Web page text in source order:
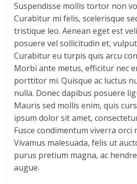
Suspendisse mollis tortor non
Curabitur mi felis, scelerisque
tristique leo. Aenean eget est
posuere vel sollicitudin et,
Curabitur eu turpis quis arcu
Morbi ante metus, efficitur nec
porttitor mi. Quisque ac luctus
nulla. Donec dapibus posuere
Mauris sed mollis enim, quis
ipsum dolor sit amet,
Fusce condimentum viverra orci
Vivamus malesuada, felis ut
purus pretium magna, ac
augue.